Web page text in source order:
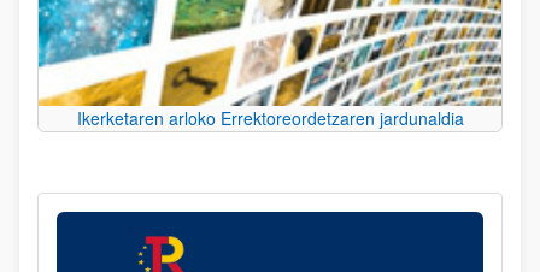
Ikerketaren arloko Errektoreordetzaren jardunaldia